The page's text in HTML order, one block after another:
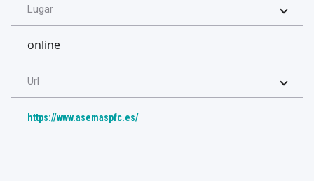
Lugar
online
Url
https://www.asemaspfc.es/